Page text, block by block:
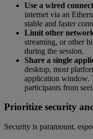
Use a wired
internet via an
stable and faster
Limit other
streaming, or other
during the session.
Share a single
desktop, most
application window.
participants from
Prioritize security
Security is paramount,